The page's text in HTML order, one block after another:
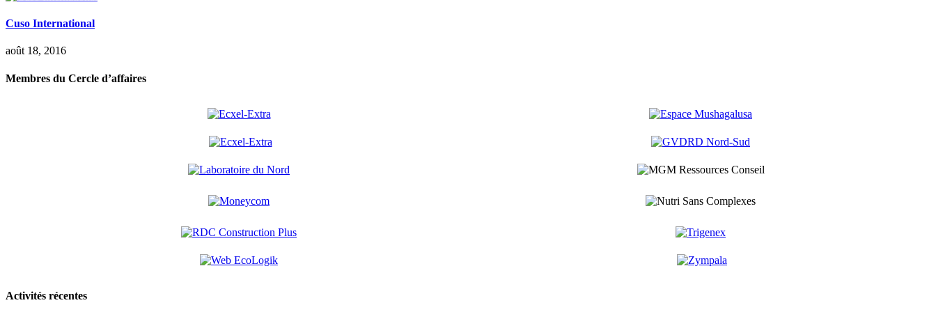
Cuso International
août 18, 2016
Membres du Cercle d’affaires
Activités récentes